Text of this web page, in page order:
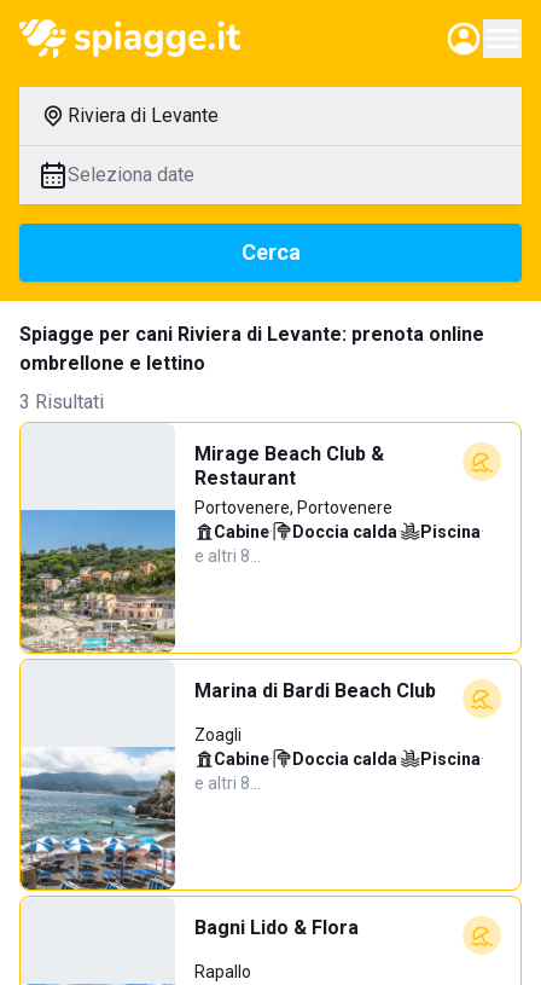
Riviera di Levante
Seleziona date
Cerca
Spiagge per cani Riviera di Levante: prenota online
ombrellone e lettino
3 Risultati
Mirage Beach Club &
Restaurant
Portovenere, Portovenere
Cabine· Doccia calda· Piscina·
e altri 8…
Marina di Bardi Beach Club
Zoagli
Cabine· Doccia calda· Piscina·
e altri 8…
Bagni Lido & Flora
Rapallo